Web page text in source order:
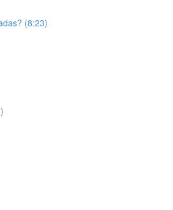
(8:23)